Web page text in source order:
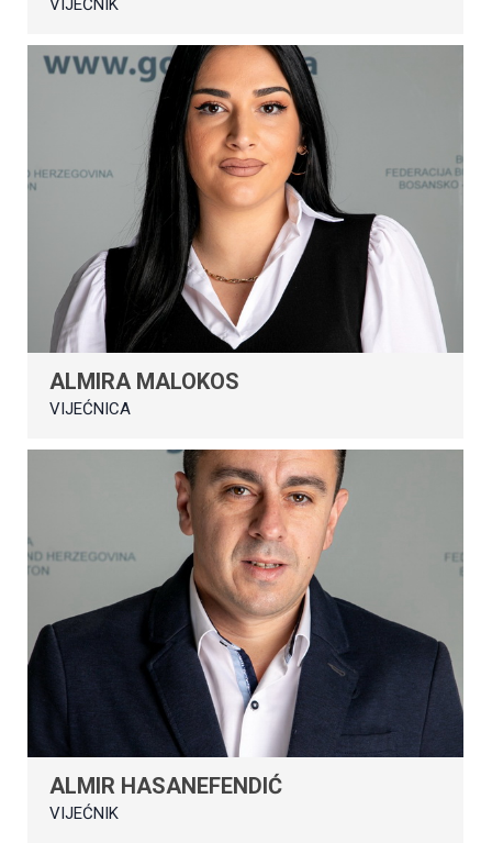
VIJEĆNIK
ALMIRA MALOKOS
VIJEĆNICA
ALMIR HASANEFENDIĆ
VIJEĆNIK